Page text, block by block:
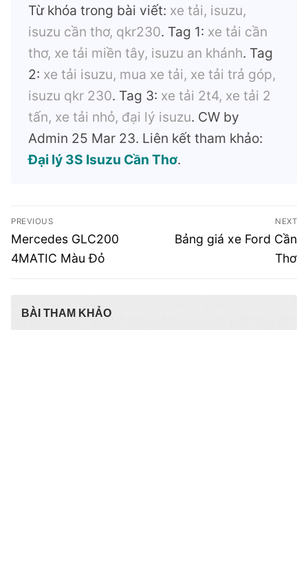
Từ khóa trong bài viết: xe tải, isuzu,
isuzu cần thơ, qkr230. Tag 1: xe tải cần
thơ, xe tải miền tây, isuzu an khánh. Tag
2: xe tải isuzu, mua xe tải, xe tải trả góp,
isuzu qkr 230. Tag 3: xe tải 2t4, xe tải 2
tấn, xe tải nhỏ, đại lý isuzu. CW by
Admin 25 Mar 23. Liên kết tham khảo:
Đại lý 3S Isuzu Cần Thơ.
Điều
hướng
bài
PREVIOUS
Previous
post:
Mercedes GLC200
4MATIC Màu Đỏ
NEXT
Next
Bảng giá xe Ford Cần
Thơ
BÀI THAM KHẢO